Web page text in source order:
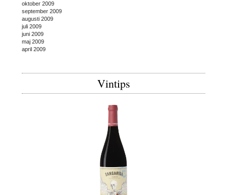
oktober 2009
september 2009
augusti 2009
juli 2009
juni 2009
maj 2009
april 2009
Vintips